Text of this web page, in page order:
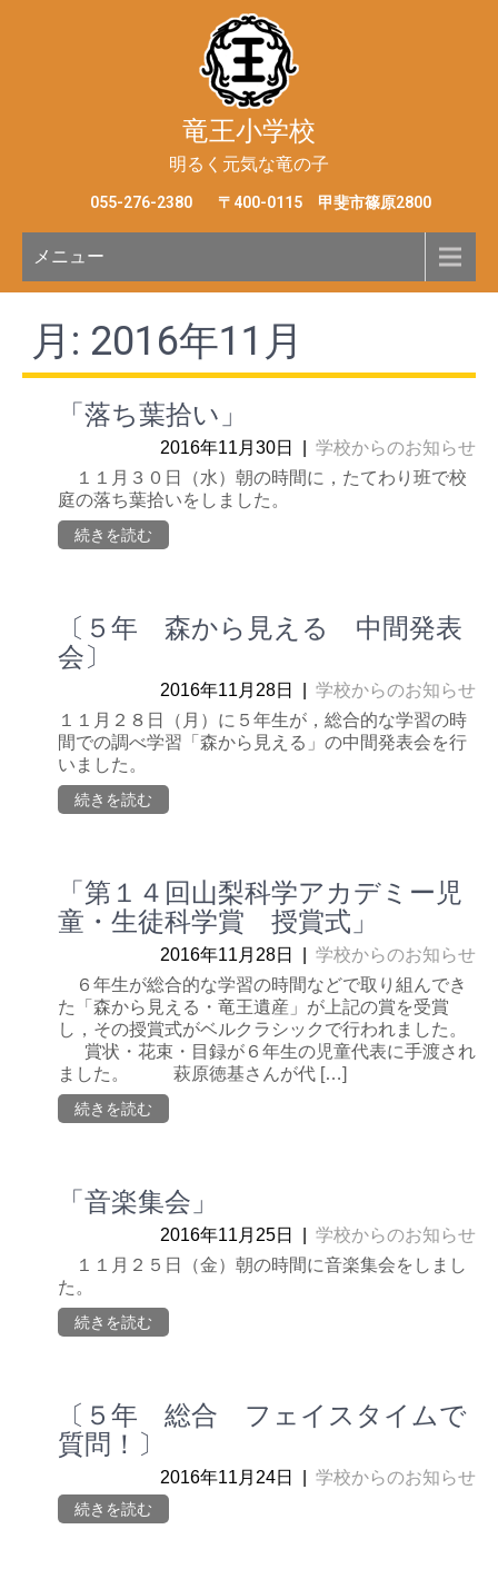
竜王小学校
明るく元気な竜の子
055-276-2380 〒400-0115 甲斐市篠原2800
メニュー
月: 2016年11月
「落ち葉拾い」
2016年11月30日
学校からのお知らせ
１１月３０日（水）朝の時間に，たてわり班で校
庭の落ち葉拾いをしました。
続きを読む
〔５年 森から見える 中間発表
会〕
2016年11月28日
学校からのお知らせ
１１月２８日（月）に５年生が，総合的な学習の時
間での調べ学習「森から見える」の中間発表会を行
いました。
続きを読む
「第１４回山梨科学アカデミー児
童・生徒科学賞 授賞式」
2016年11月28日
学校からのお知らせ
６年生が総合的な学習の時間などで取り組んでき
た「森から見える・竜王遺産」が上記の賞を受賞
し，その授賞式がベルクラシックで行われました。
賞状・花束・目録が６年生の児童代表に手渡され
ました。 萩原徳基さんが代 […]
続きを読む
「音楽集会」
2016年11月25日
学校からのお知らせ
１１月２５日（金）朝の時間に音楽集会をしまし
た。
続きを読む
〔５年 総合 フェイスタイムで
質問！〕
2016年11月24日 学校からのお知らせ
続きを読む